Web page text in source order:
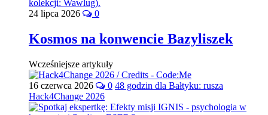
24 lipca 2026 0
Kosmos na konwencie Bazyliszek
Wcześniejsze artykuły
16 czerwca 2026 0 48 godzin dla Bałtyku: rusza
Hack4Change 2026